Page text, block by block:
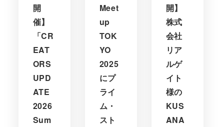
開
催】
「CR
EAT
ORS
UPD
ATE
2026
Sum
Meet
up
TOK
YO
2025
にプ
ライ
ム・
スト
開】
株式
会社
リア
ルゲ
イト
様の
KUS
ANA